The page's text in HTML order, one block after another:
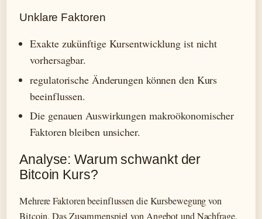
Unklare Faktoren
Exakte zukünftige Kursentwicklung ist nicht
vorhersagbar.
regulatorische Änderungen können den Kurs
beeinflussen.
Die genauen Auswirkungen makroökonomischer
Faktoren bleiben unsicher.
Analyse: Warum schwankt der
Bitcoin Kurs?
Mehrere Faktoren beeinflussen die Kursbewegung von
Bitcoin. Das Zusammenspiel von Angebot und Nachfrage,